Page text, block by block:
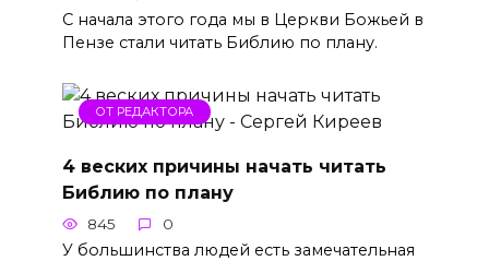
С начала этого года мы в Церкви Божьей в
Пензе стали читать Библию по плану.
ОТ РЕДАКТОРА
4 веских причины начать читать
Библию по плану
845 0
У большинства людей есть замечательная